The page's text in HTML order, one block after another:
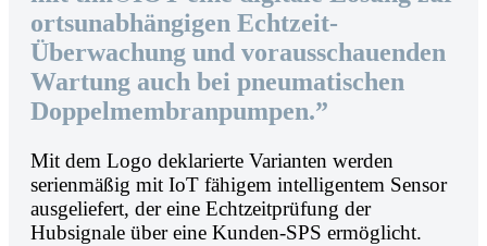
ortsunabhängigen Echtzeit-
Überwachung und vorausschauenden
Wartung auch bei pneumatischen
Doppelmembranpumpen.”
Mit dem Logo deklarierte Varianten werden
serienmäßig mit IoT fähigem intelligentem Sensor
ausgeliefert, der eine Echtzeitprüfung der
Hubsignale über eine Kunden-SPS ermöglicht.